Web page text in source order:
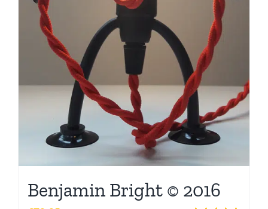
Benjamin Bright © 2016